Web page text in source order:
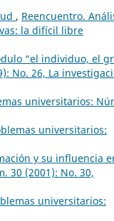
, Reencuentro.
la difícil libre
“el individuo, el
No. 26, La
universitarios:
universitarios:
y su influencia
30 (2001): No. 30,
universitarios: